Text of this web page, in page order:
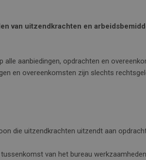
van uitzendkrachten en
aanbiedingen, opdrachten en
en overeenkomsten zijn slechts
die uitzendkrachten uitzendt aan
van het bureau